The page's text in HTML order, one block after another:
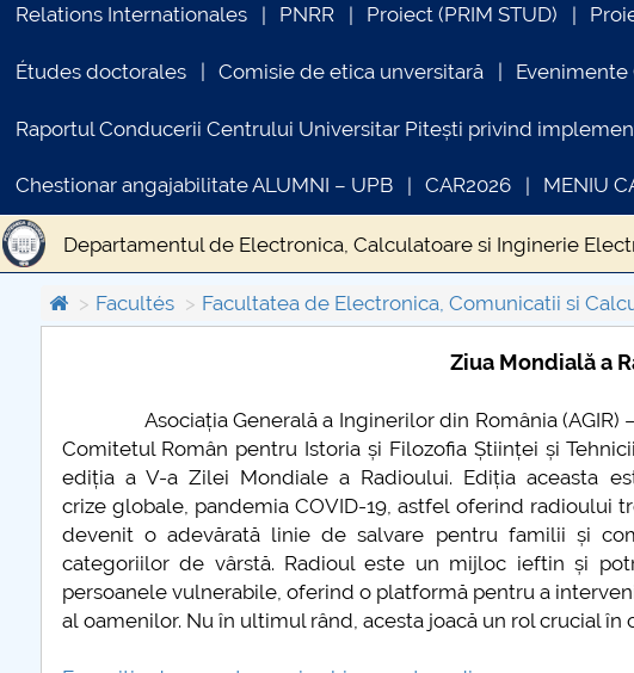
Relations Internationales PNRR Proiect (PRIM STUD)
Études doctorales Comisie de etica unversitară Evenimente
Raportul Conducerii Centrului Universitar Pitești privind
Chestionar angajabilitate ALUMNI – UPB CAR2026 MENIU
Departamentul de Electronica, Calculatoare si Inginerie
Despre facultate Concurs RoboSmart Expozitie Radio
Facultés
Facultatea de Electronica, Comunicatii si
Ziua Mondială a
Asociația Generală a Inginerilor din România (AGIR) –
Comitetul Român pentru Istoria și Filozofia Științei și
ediția a V-a Zilei Mondiale a Radioului. Ediția aceasta
crize globale, pandemia COVID-19, astfel oferind radioului
devenit o adevărată linie de salvare pentru familii și
categoriilor de vârstă. Radioul este un mijloc ieftin și
persoanele vulnerabile, oferind o platformă pentru a
al oamenilor. Nu în ultimul rând, acesta joacă un rol crucial
COMUNICAT DE PRESA
PRIMSTUD 26.03.2026